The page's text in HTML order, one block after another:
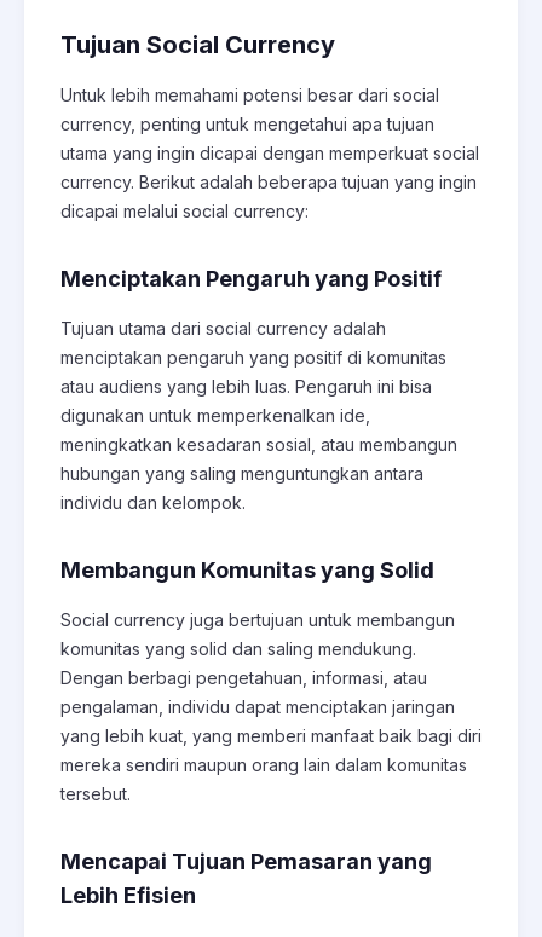
Tujuan Social Currency
Untuk lebih memahami potensi besar dari social
currency, penting untuk mengetahui apa tujuan
utama yang ingin dicapai dengan memperkuat social
currency. Berikut adalah beberapa tujuan yang ingin
dicapai melalui social currency:
Menciptakan Pengaruh yang Positif
Tujuan utama dari social currency adalah
menciptakan pengaruh yang positif di komunitas
atau audiens yang lebih luas. Pengaruh ini bisa
digunakan untuk memperkenalkan ide,
meningkatkan kesadaran sosial, atau membangun
hubungan yang saling menguntungkan antara
individu dan kelompok.
Membangun Komunitas yang Solid
Social currency juga bertujuan untuk membangun
komunitas yang solid dan saling mendukung.
Dengan berbagi pengetahuan, informasi, atau
pengalaman, individu dapat menciptakan jaringan
yang lebih kuat, yang memberi manfaat baik bagi diri
mereka sendiri maupun orang lain dalam komunitas
tersebut.
Mencapai Tujuan Pemasaran yang
Lebih Efisien